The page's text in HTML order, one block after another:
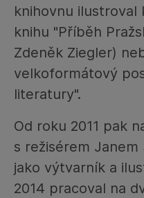
knihovnu ilustroval
knihu "Příběh
Zdeněk Ziegler)
velkoformátový
literatury".
Od roku 2011 pak
s režisérem
jako výtvarník a
2014 pracoval na